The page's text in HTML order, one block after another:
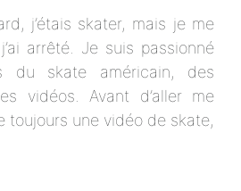
j’étais skater, mais je me
arrêté. Je suis passionné
du skate américain, des
vidéos. Avant d’aller me
toujours une vidéo de skate,